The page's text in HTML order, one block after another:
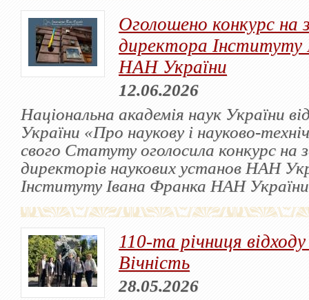
Оголошено конкурс на
директора Інституту
НАН України
12.06.2026
Національна академія наук України
України «Про наукову і науково-
свого Статуту оголосила конкурс на
директорів наукових установ НАН
Інституту Івана Франка НАН
110-та річниця
Вічність
28.05.2026